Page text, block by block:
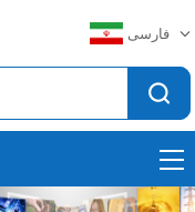
فارسی